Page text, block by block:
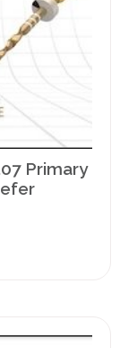
Primary